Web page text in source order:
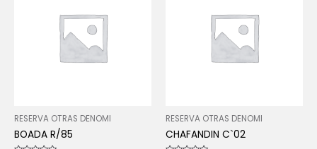
RESERVA OTRAS DENOMI
BOADA R/85
RESERVA OTRAS DENOMI
CHAFANDIN C`02